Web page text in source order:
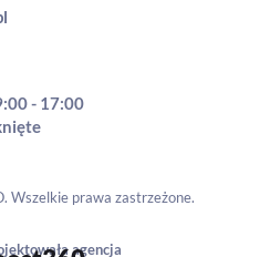
- 17:00
Wszelkie prawa zastrzeżone.
agencja